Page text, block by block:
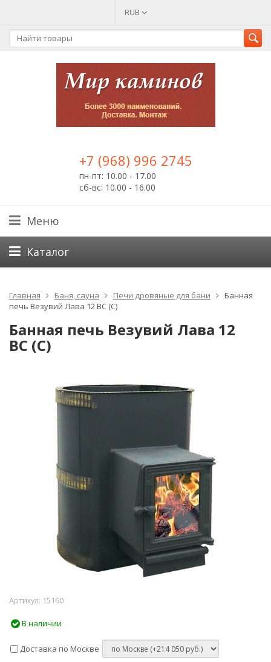
RUB
+7 (968) 996 2745
пн-пт: 10.00 - 17.00
сб-вс: 10.00 - 16.00
Меню
Каталог
Главная Баня, сауна Печи дровяные для бани
Банная
печь Везувий Лава 12 ВС (С)
Банная печь Везувий Лава 12
ВС (С)
Артикул: 15160
В наличии
Доставка по Москве